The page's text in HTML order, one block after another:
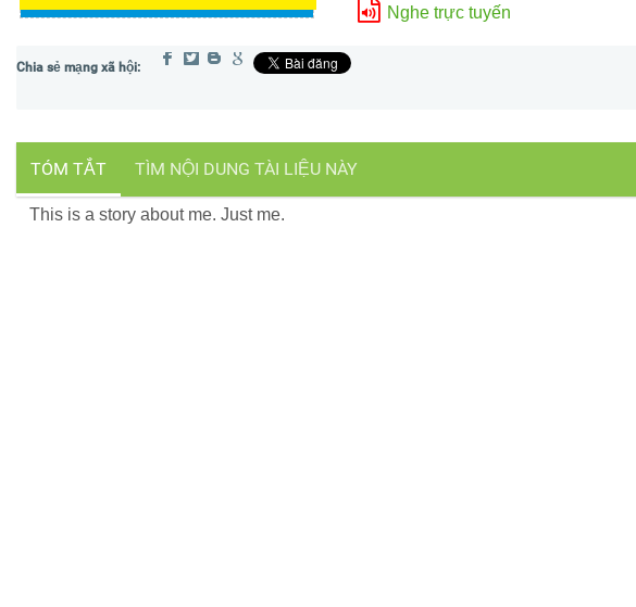
Nghe trực tuyến
TÓM TẮT TÌM NỘI DUNG TÀI LIỆU NÀY
This is a story about me. Just me.